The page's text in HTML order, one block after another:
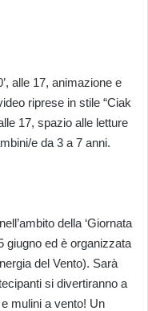
alle 17, animazione e
riprese in stile “Ciak
17, spazio alle letture
e da 3 a 7 anni.
della ‘Giornata
giugno ed è organizzata
del Vento). Sarà
si divertiranno a
mulini a vento! Un